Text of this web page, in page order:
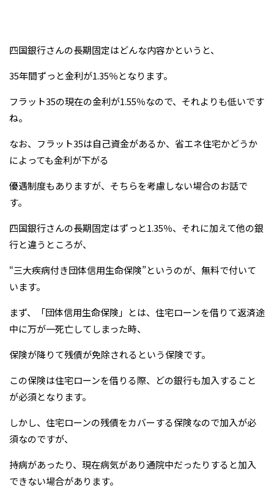
四国銀行さんの長期固定はどんな内容かというと、
35年間ずっと金利が1.35％となります。
フラット35の現在の金利が1.55％なので、それよりも低いです
ね。
なお、フラット35は自己資金があるか、省エネ住宅かどうか
によっても金利が下がる
優遇制度もありますが、そちらを考慮しない場合のお話で
す。
四国銀行さんの長期固定はずっと1.35％、それに加えて他の銀
行と違うところが、
“三大疾病付き団体信用生命保険”というのが、無料で付いて
います。
まず、「団体信用生命保険」とは、住宅ローンを借りて返済途
中に万が一死亡してしまった時、
保険が降りて残債が免除されるという保険です。
この保険は住宅ローンを借りる際、どの銀行も加入すること
が必須となります。
しかし、住宅ローンの残債をカバーする保険なので加入が必
須なのですが、
持病があったり、現在病気があり通院中だったりすると加入
できない場合があります。